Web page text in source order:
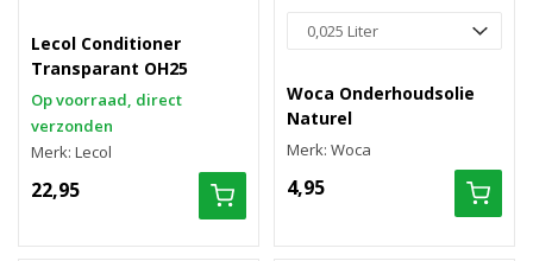
Lecol Conditioner
Transparant OH25
Op voorraad, direct
verzonden
Merk: Lecol
22,95
Woca Onderhoudsolie
Naturel
Merk: Woca
4,95